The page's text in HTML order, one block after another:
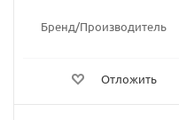
Бренд/Производитель
Отложить